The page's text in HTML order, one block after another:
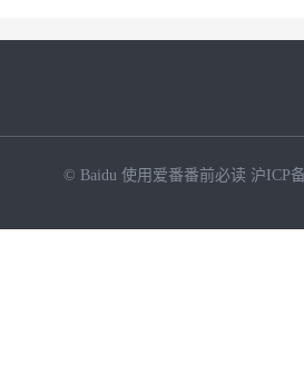
© Baidu 使用爱番番前必读 沪ICP